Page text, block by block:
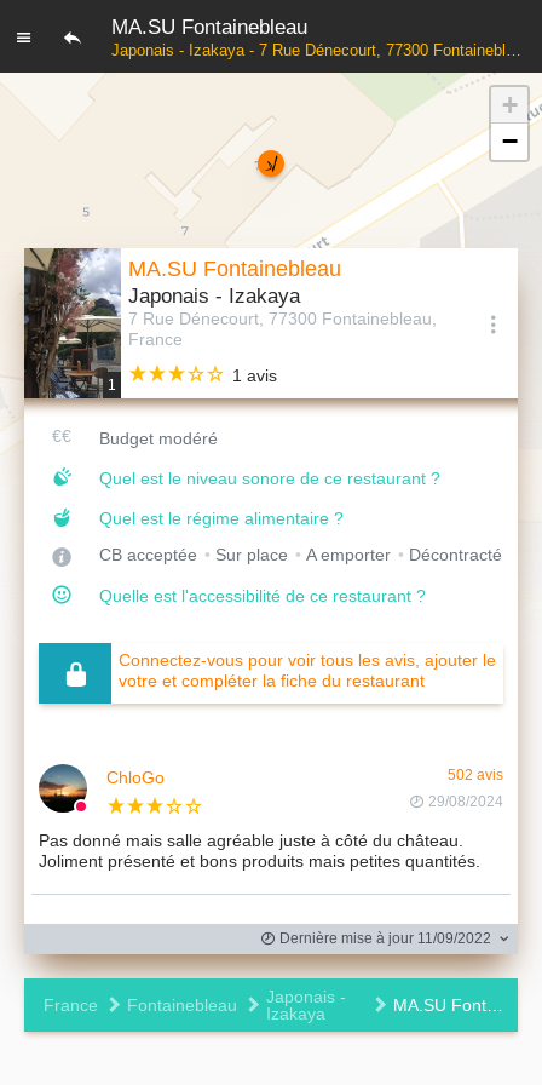
MA.SU Fontainebleau
Japonais - Izakaya - 7 Rue Dénecourt, 77300 Fontainebleau, France
1
MA.SU Fontainebleau
Japonais - Izakaya
7 Rue Dénecourt, 77300 Fontainebleau,
France
1 avis
Budget modéré
Quel est le niveau sonore de ce restaurant ?
Quel est le régime alimentaire ?
CB acceptée
Sur place A emporter Décontracté
Quelle est l'accessibilité de ce restaurant ?
Connectez-vous pour voir tous les avis, ajouter le
votre et compléter la fiche du restaurant
ChloGo
502 avis
29/08/2024
Pas donné mais salle agréable juste à côté du château.
Joliment présenté et bons produits mais petites quantités.
Dernière mise à jour 11/09/2022
France Fontainebleau
Japonais -
Izakaya
+
−